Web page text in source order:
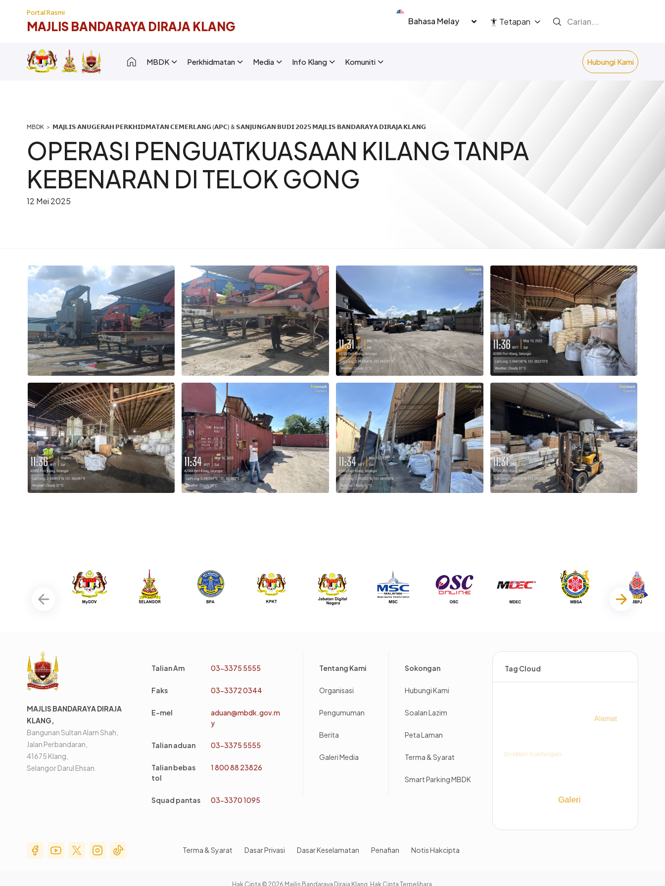
Portal Rasmi
MAJLIS BANDARAYA DIRAJA KLANG
Select your language Tetapan
Main navigation [New Layout]
MBDK Perkhidmatan Media Info Klang Komuniti Hubungi Kami
Breadcrumb
𝗠𝗔𝗝𝗟𝗜𝗦 𝗔𝗡𝗨𝗚𝗘𝗥𝗔𝗛 𝗣𝗘𝗥𝗞𝗛𝗜𝗗𝗠𝗔𝗧𝗔𝗡 𝗖𝗘𝗠𝗘𝗥𝗟𝗔𝗡𝗚 (𝗔𝗣𝗖) & 𝗦𝗔𝗡𝗝𝗨𝗡𝗚𝗔𝗡 𝗕𝗨𝗗𝗜 𝟮𝟬𝟮𝟱 𝗠𝗔𝗝𝗟𝗜𝗦 𝗕𝗔𝗡𝗗𝗔𝗥𝗔𝗬𝗔 𝗗𝗜𝗥𝗔𝗝𝗔 𝗞𝗟𝗔𝗡𝗚
OPERASI PENGUATKUASAAN KILANG TANPA
KEBENARAN DI TELOK GONG
12 Mei 2025
MAJLIS BANDARAYA DIRAJA
KLANG,
Bangunan Sultan Alam Shah,
Jalan Perbandaran,
41675 Klang,
Selangor Darul Ehsan.
Talian Am 03-3375 5555
Faks 03-3372 0344
E-mel
aduan@mbdk.gov.m
y
Talian aduan 03-3375 5555
Talian bebas
tol
1 800 88 23826
Squad pantas 03-3370 1095
Tentang Kami
Organisasi
Pengumuman
Berita
Galeri Media
Sokongan
Hubungi Kami
Soalan Lazim
Peta Laman
Terma & Syarat
Smart Parking MBDK
Tag Cloud
Social Media Menu Terma & Syarat Dasar Privasi Dasar Keselamatan Penafian Notis Hakcipta
Hak Cipta © 2026 Majlis Bandaraya Diraja Klang. Hak Cipta Terpelihara.